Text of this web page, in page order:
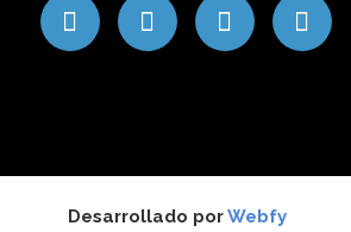
Desarrollado porWebfy